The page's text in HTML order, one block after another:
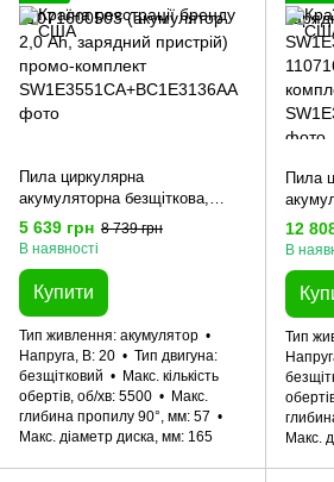
Пила циркулярна
акумуляторна безщіткова,
SKIL 3551 CA +
енергокомплект 3136 АА
Ah, зарядний пристрій) промо-
комплект
5 639 грн 8 739 грн
В наявності
Купити
Тип живлення акумулятор
Напруга, В 20
Тип двигуна
безщітковий
Макс. кількість
обертів, об/хв 5500
Макс.
глибина пропилу 90°, мм 57
Макс. діаметр диска, мм 165
Пила
SKIL
4,0 Ah
12
В
Тип
Макс.